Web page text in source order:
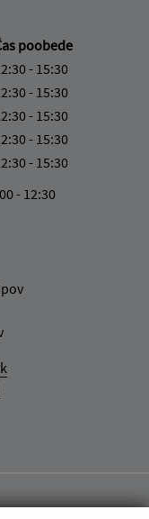
poobede
- 15:30
- 15:30
- 15:30
- 15:30
- 15:30
- 12:30